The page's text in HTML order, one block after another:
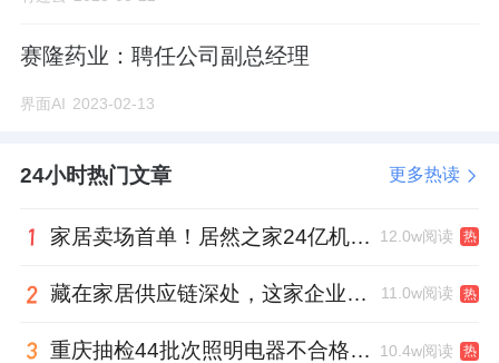
赛隆药业：聘任公司副总经理
界面AI 2023-02-13
24小时热门文章 更多热读
家居卖场首单！居然之家24亿机构间REITs获深交所无异议函 12.0w阅读 热
藏在家居供应链深处，这家企业正在悄悄转型 11.0w阅读 热
重庆抽检44批次照明电器不合格，木林森全资子公司被点名 10.4w阅读 热